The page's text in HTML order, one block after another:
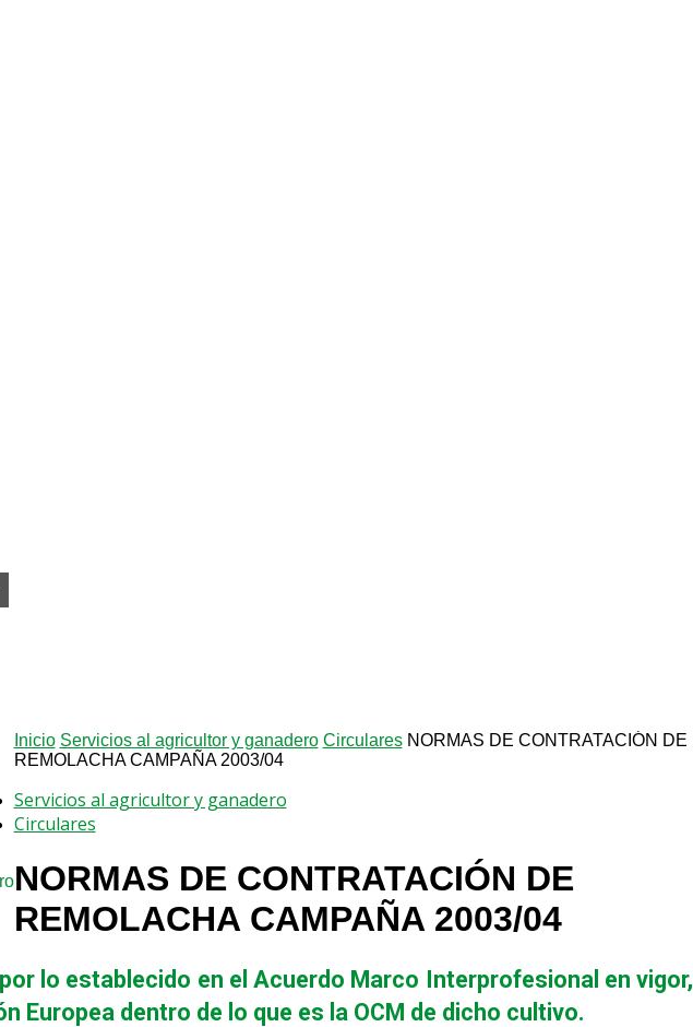
Inicio Servicios al agricultor y ganadero Circulares NORMAS DE CONTRATACIÓN DE
REMOLACHA CAMPAÑA 2003/04
Servicios al agricultor y ganadero
Circulares
NORMAS DE CONTRATACIÓN DE
REMOLACHA CAMPAÑA 2003/04
lo establecido en el Acuerdo Marco Interprofesional en vigor,
Europea dentro de lo que es la OCM de dicho cultivo.